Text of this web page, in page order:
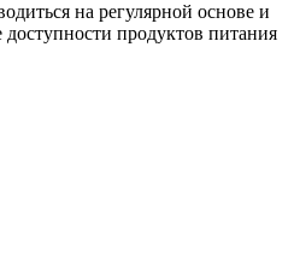
на регулярной основе и
продуктов питания